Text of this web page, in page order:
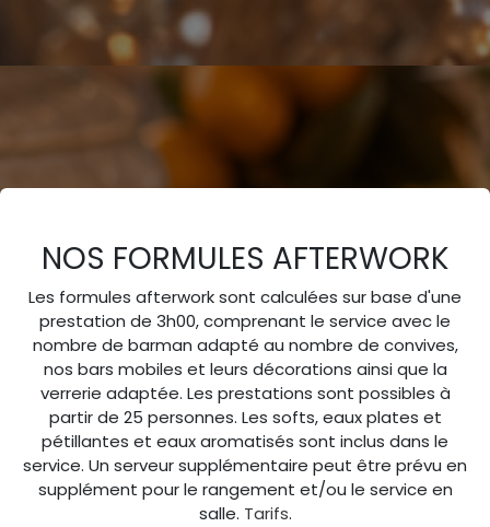
NOS FORMULES AFTERWORK
Les formules afterwork sont calculées sur base d'une
prestation de 3h00, comprenant le service avec le
nombre de barman adapté au nombre de convives,
nos bars mobiles et leurs décorations ainsi que la
verrerie adaptée. Les prestations sont possibles à
partir de 25 personnes. Les softs, eaux plates et
pétillantes et eaux aromatisés sont inclus dans le
service. Un serveur supplémentaire peut être prévu en
supplément pour le rangement et/ou le service en
salle. Tarifs.